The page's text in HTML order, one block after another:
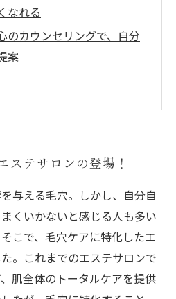
なれる
のカウンセリングで、自分
案
ステサロンの登場！
与える毛穴。しかし、自分自
くいかないと感じる人も多い
こで、毛穴ケアに特化したエ
。これまでのエステサロンで
肌全体のトータルケアを提供